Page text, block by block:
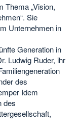
Thema „Vision,
Sie
Unternehmen in
Generation in
Ludwig Ruder, ihr
des
Idem
des